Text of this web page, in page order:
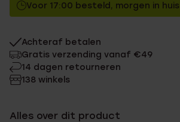
Voor 17:00 besteld, morgen in huis
Achteraf betalen
Gratis verzending vanaf €49
14 dagen retourneren
138 winkels
Alles over dit product